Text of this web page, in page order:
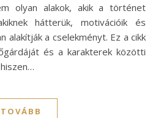
olyan alakok, akik a történet
hátterük, motivációik és
alakítják a cselekményt. Ez a cikk
és a karakterek közötti
TOVÁBB